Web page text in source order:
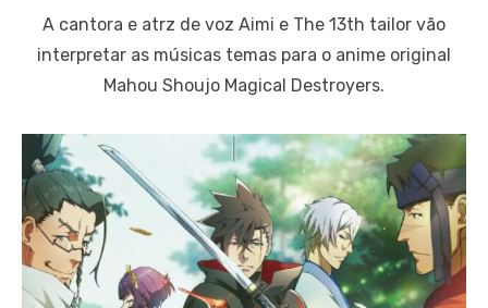
A cantora e atrz de voz Aimi e The 13th tailor vão
interpretar as músicas temas para o anime original
Mahou Shoujo Magical Destroyers.